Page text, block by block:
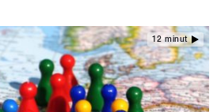
12 minut